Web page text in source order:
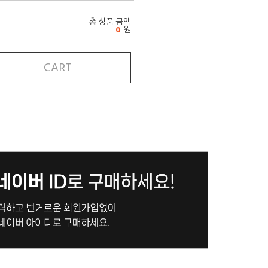
총 상품 금액
0 원
CART